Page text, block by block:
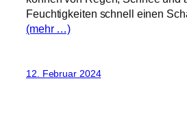
Feuchtigkeiten schnell einen
(mehr …)
12. Februar 2024